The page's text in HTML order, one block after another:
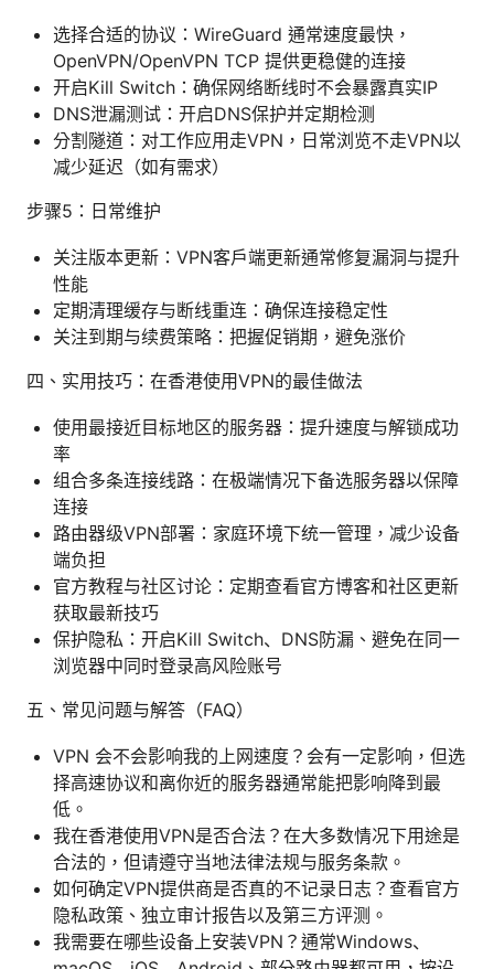
选择合适的协议：WireGuard 通常速度最快，
OpenVPN/OpenVPN TCP 提供更稳健的连接
开启Kill Switch：确保网络断线时不会暴露真实IP
DNS泄漏测试：开启DNS保护并定期检测
分割隧道：对工作应用走VPN，日常浏览不走VPN以
减少延迟（如有需求）
步骤5：日常维护
关注版本更新：VPN客户端更新通常修复漏洞与提升
性能
定期清理缓存与断线重连：确保连接稳定性
关注到期与续费策略：把握促销期，避免涨价
四、实用技巧：在香港使用VPN的最佳做法
使用最接近目标地区的服务器：提升速度与解锁成功
率
组合多条连接线路：在极端情况下备选服务器以保障
连接
路由器级VPN部署：家庭环境下统一管理，减少设备
端负担
官方教程与社区讨论：定期查看官方博客和社区更新
获取最新技巧
保护隐私：开启Kill Switch、DNS防漏、避免在同一
浏览器中同时登录高风险账号
五、常见问题与解答（FAQ）
VPN 会不会影响我的上网速度？会有一定影响，但选
择高速协议和离你近的服务器通常能把影响降到最
低。
我在香港使用VPN是否合法？在大多数情况下用途是
合法的，但请遵守当地法律法规与服务条款。
如何确定VPN提供商是否真的不记录日志？查看官方
隐私政策、独立审计报告以及第三方评测。
我需要在哪些设备上安装VPN？通常Windows、